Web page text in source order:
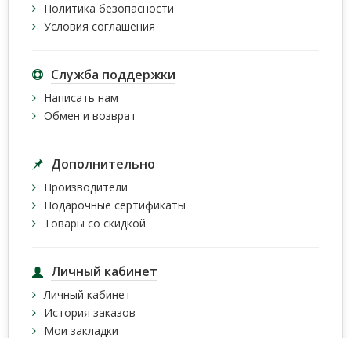
Политика безопасности
Условия соглашения
Служба поддержки
Написать нам
Обмен и возврат
Дополнительно
Производители
Подарочные сертификаты
Товары со скидкой
Личный кабинет
Личный кабинет
История заказов
Мои закладки